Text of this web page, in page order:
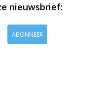
nieuwsbrief:
ABONNEER